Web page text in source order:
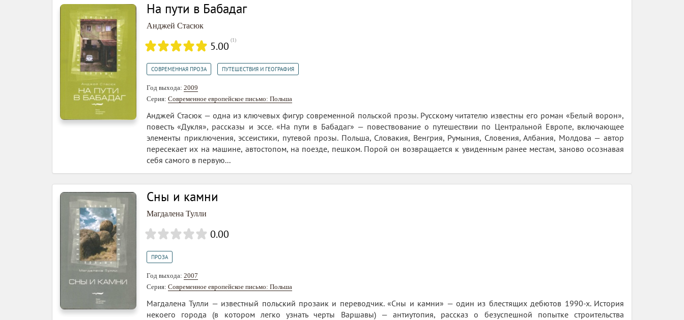
На пути в Бабадаг
Анджей Стасюк
5.00 (1)
СОВРЕМЕННАЯ ПРОЗА ПУТЕШЕСТВИЯ И ГЕОГРАФИЯ
Год выхода: 2009
Серия: Современное европейское письмо: Польша
Анджей Стасюк — одна из ключевых фигур современной польской прозы. Русскому читателю известны его роман «Белый ворон»,
повесть «Дукля», рассказы и эссе. «На пути в Бабадаг» — повествование о путешествии по Центральной Европе, включающее
элементы приключения, эссеистики, путевой прозы. Польша, Словакия, Венгрия, Румыния, Словения, Албания, Молдова — автор
пересекает их на машине, автостопом, на поезде, пешком. Порой он возвращается к увиденным ранее местам, заново осознавая
себя самого в первую...
Сны и камни
Магдалена Тулли
0.00
ПРОЗА
Год выхода: 2007
Серия: Современное европейское письмо: Польша
Магдалена Тулли — известный польский прозаик и переводчик. «Сны и камни» — один из блестящих дебютов 1990-х. История
некоего города (в котором легко узнать черты Варшавы) — антиутопия, рассказ о безуспешной попытке строительства